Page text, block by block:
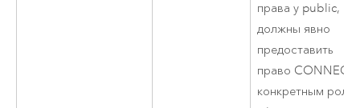
права у public, вы
должны явно
предоставить
право CONNECT
конкретным